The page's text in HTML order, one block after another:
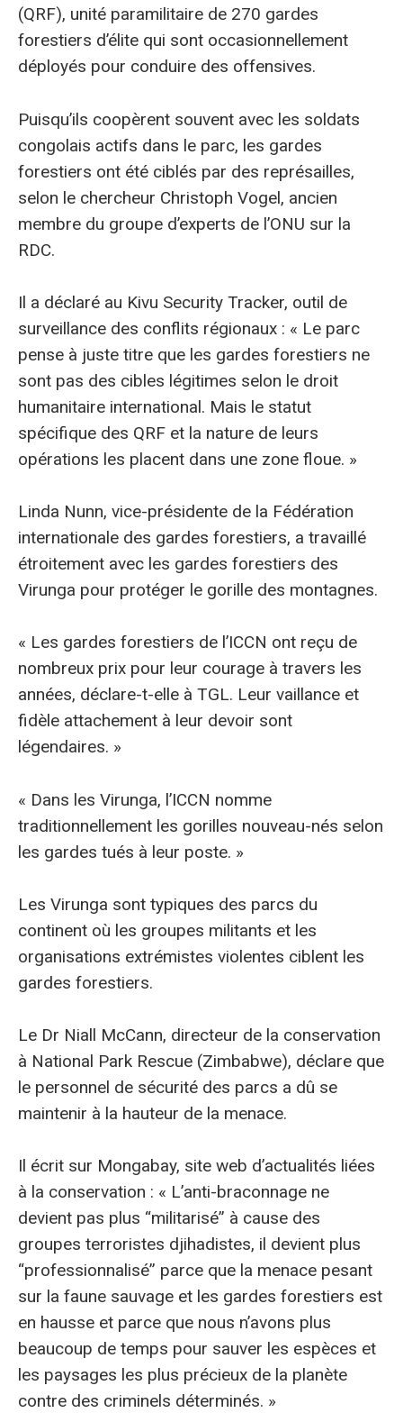
(QRF), unité paramilitaire de 270 gardes
forestiers d’élite qui sont occasionnellement
déployés pour conduire des offensives.
Puisqu’ils coopèrent souvent avec les soldats
congolais actifs dans le parc, les gardes
forestiers ont été ciblés par des représailles,
selon le chercheur Christoph Vogel, ancien
membre du groupe d’experts de l’ONU sur la
RDC.
Il a déclaré au Kivu Security Tracker, outil de
surveillance des conflits régionaux : « Le parc
pense à juste titre que les gardes forestiers ne
sont pas des cibles légitimes selon le droit
humanitaire international. Mais le statut
spécifique des QRF et la nature de leurs
opérations les placent dans une zone floue. »
Linda Nunn, vice-présidente de la Fédération
internationale des gardes forestiers, a travaillé
étroitement avec les gardes forestiers des
Virunga pour protéger le gorille des montagnes.
« Les gardes forestiers de l’ICCN ont reçu de
nombreux prix pour leur courage à travers les
années, déclare-t-elle à TGL. Leur vaillance et
fidèle attachement à leur devoir sont
légendaires. »
« Dans les Virunga, l’ICCN nomme
traditionnellement les gorilles nouveau-nés selon
les gardes tués à leur poste. »
Les Virunga sont typiques des parcs du
continent où les groupes militants et les
organisations extrémistes violentes ciblent les
gardes forestiers.
Le Dr Niall McCann, directeur de la conservation
à National Park Rescue (Zimbabwe), déclare que
le personnel de sécurité des parcs a dû se
maintenir à la hauteur de la menace.
Il écrit sur Mongabay, site web d’actualités liées
à la conservation : « L’anti-braconnage ne
devient pas plus “militarisé” à cause des
groupes terroristes djihadistes, il devient plus
“professionnalisé” parce que la menace pesant
sur la faune sauvage et les gardes forestiers est
en hausse et parce que nous n’avons plus
beaucoup de temps pour sauver les espèces et
les paysages les plus précieux de la planète
contre des criminels déterminés. »